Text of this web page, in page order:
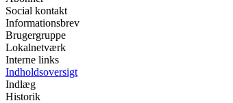
Social kontakt
Informationsbrev
Brugergruppe
Lokalnetværk
Interne links
Indholdsoversigt
Indlæg
Historik